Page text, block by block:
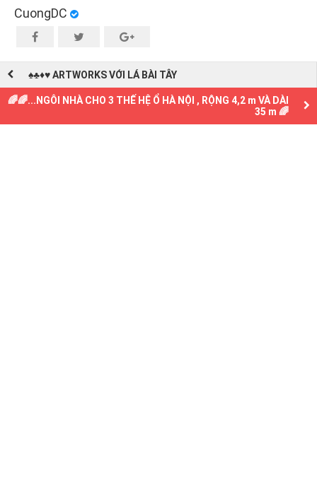
CuongDC
♠️♣️♦️♥️ ARTWORKS VỚI LÁ BÀI TÂY
🌈🌈...NGÔI NHÀ CHO 3 THẾ HỆ Ổ HÀ NỘI , RỘNG 4,2 m VÀ DÀI
35 m 🌈